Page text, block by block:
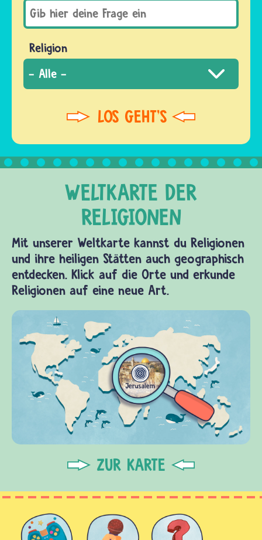
Religion
Mit unserer Weltkarte kannst du Religionen
und ihre heiligen Stätten auch geographisch
entdecken. Klick auf die Orte und erkunde
Religionen auf eine neue Art.
ZUR KARTE